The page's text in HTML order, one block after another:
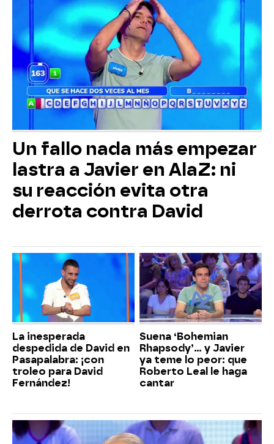
Un fallo nada más empezar
lastra a Javier en AlaZ: ni
su reacción evita otra
derrota contra David
La inesperada
despedida de David en
Pasapalabra: ¡con
troleo para David
Fernández!
Suena ‘Bohemian
Rhapsody’... y Javier
ya teme lo peor: que
Roberto Leal le haga
cantar